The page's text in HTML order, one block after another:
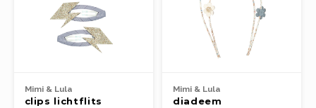
Mimi & Lula
clips lichtflits
Mimi & Lula
diadeem